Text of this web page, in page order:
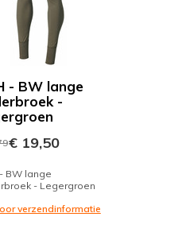
- BW lange
-
€ 19,50
BW lange
- Legergroen
verzendinformatie